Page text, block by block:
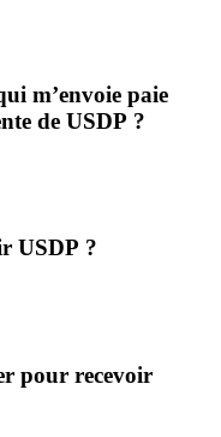
m’envoie paie
de USDP ?
USDP ?
pour recevoir